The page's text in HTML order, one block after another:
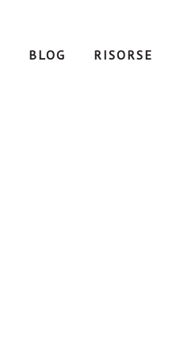
BLOG RISORSE